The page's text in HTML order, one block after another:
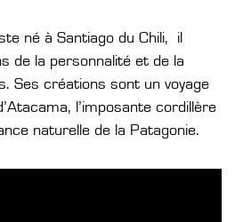
né à Santiago du Chili, il
de la personnalité et de la
Ses créations sont un voyage
l’imposante cordillère
naturelle de la Patagonie.